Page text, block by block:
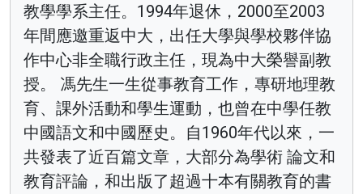
教學學系主任。1994年退休，2000至2003
年間應邀重返中大，出任大學與學校夥伴協
作中心非全職行政主任，現為中大榮譽副教
授。 馮先生一生從事教育工作，專研地理教
育、課外活動和學生運動，也曾在中學任教
中國語文和中國歷史。自1960年代以來，一
共發表了近百篇文章，大部分為學術 論文和
教育評論，和出版了超過十本有關教育的書